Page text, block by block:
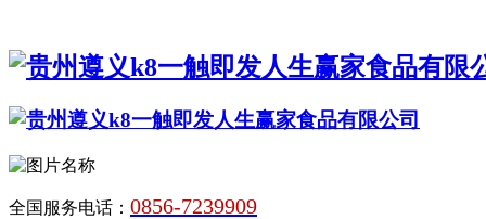
全国服务电话： 0856-7239909